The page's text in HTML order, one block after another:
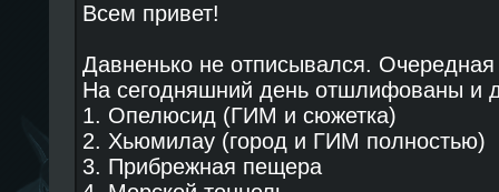
Всем привет!
Давненько не отписывался.
На сегодняшний день отшлифованы и
1. Опелюсид (ГИМ и сюжетка)
2. Хьюмилау (город и ГИМ полностью)
3. Прибрежная пещера